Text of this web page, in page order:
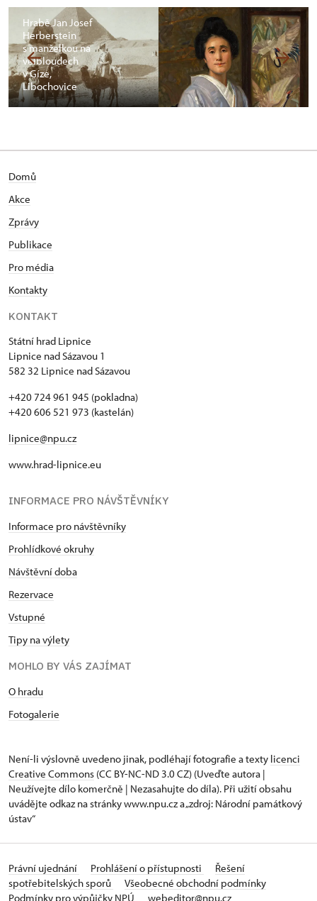
Hrabě Jan Josef
Herberstein
s manželkou na
velbloudech
v Gíze,
Libochovice
Domů
Akce
Zprávy
Publikace
Pro média
Kontakty
KONTAKT
Státní hrad Lipnice
Lipnice nad Sázavou 1
582 32 Lipnice nad Sázavou
+420 724 961 945 (pokladna)
+420 606 521 973 (kastelán)
lipnice@npu.cz
www.hrad-lipnice.eu
INFORMACE PRO NÁVŠTĚVNÍKY
Informace pro návštěvníky
Prohlídkové okruhy
Návštěvní doba
Rezervace
Vstupné
Tipy na výlety
MOHLO BY VÁS ZAJÍMAT
O hradu
Fotogalerie
Není-li výslovně uvedeno jinak, podléhají fotografie a texty licenci
Creative Commons (CC BY-NC-ND 3.0 CZ) (Uveďte autora |
Neužívejte dílo komerčně | Nezasahujte do díla). Při užití obsahu
uvádějte odkaz na stránky www.npu.cz a „zdroj: Národní památkový
ústav“
Právní ujednání Prohlášení o přístupnosti
Řešení
spotřebitelských sporů
Všeobecné obchodní podmínky
Podmínky pro výpůjčky NPÚ
webeditor@npu.cz